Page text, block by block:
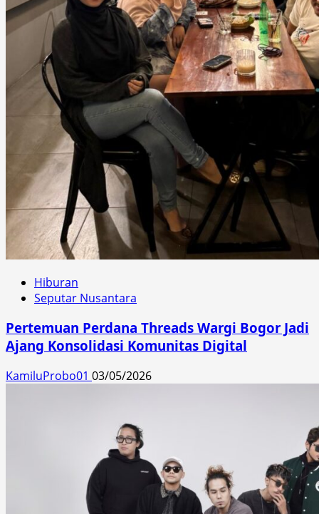
Hiburan
Seputar Nusantara
Pertemuan Perdana Threads Wargi Bogor Jadi
Ajang Konsolidasi Komunitas Digital
KamiluProbo01 03/05/2026